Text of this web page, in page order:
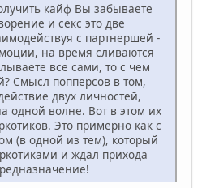
кайф Вы забываете
и секс это две
с партнершей -
на время сливаются
все сами, то с чем
Смысл попперсов в том,
двух личностей,
одной волне. Вот в этом их
Это примерно как с
(в одной из тем), который
и ждал прихода